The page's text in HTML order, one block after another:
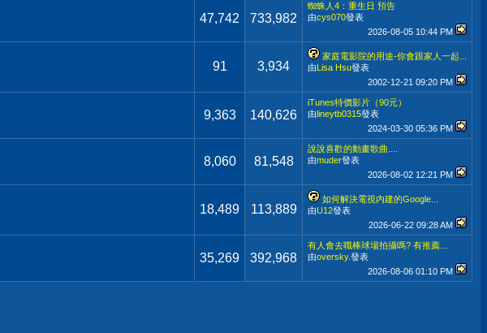
47,742 733,982
蜘蛛人4：重生日 預告
由cys070發表
2026-08-05 10:44 PM
91 3,934
家庭電影院的用途-你會跟家人一起...
由Lisa Hsu發表
2002-12-21 09:20 PM
9,363 140,626
iTunes特價影片（90元）
由lineytb0315發表
2024-03-30 05:36 PM
8,060 81,548
說說喜歡的動畫歌曲....
由muder發表
2026-08-02 12:21 PM
18,489 113,889
如何解決電視内建的Google...
由U12發表
2026-06-22 09:28 AM
35,269 392,968
有人會去職棒球場拍攝嗎? 有推薦...
由oversky.發表
2026-08-06 01:10 PM